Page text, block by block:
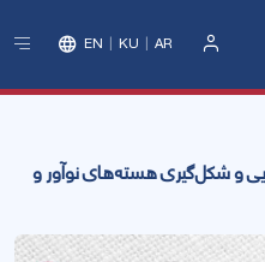
EN KU AR
و شکل‌گیری هسته‌های نوآور و